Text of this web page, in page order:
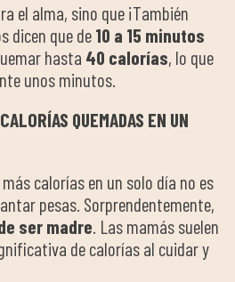
el alma, sino que ¡También
dicen que de 10 a 15 minutos
hasta 40 calorías, lo que
unos minutos.
QUEMADAS EN UN
calorías en un solo día no es
pesas. Sorprendentemente,
ser madre . Las mamás suelen
de calorías al cuidar y